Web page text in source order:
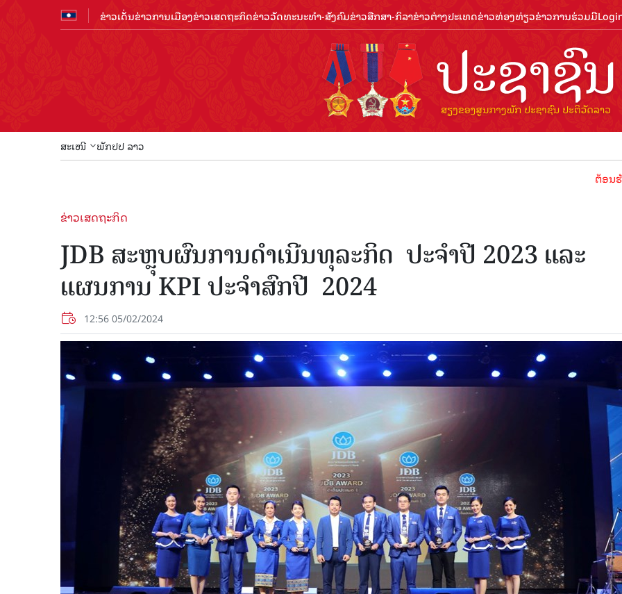
ຂ່າວເດັ່ນຂ່າວການເມືອງຂ່າວເສດຖະກິດຂ່າວວັດທະນະທຳ-ສັງຄົມຂ່າວສືກສາ-ກິລາຂ່າວຕ່າງປະເທດຂ່າວທ່ອງທ່ຽວຂ່າວການຮ່ວມມື
ສະເໜີ ພັກປປ ລາວ
ຕ້ອນຮັບປີທ່ອ
ຂ່າວເສດຖະກິດ
JDB ສະຫຼຸບຜົນການດໍາເນີນທຸລະກິດ ປະຈໍາປີ 2023 ແລະ
ແຜນການ KPI ປະຈໍາສົກປີ 2024
12:56 05/02/2024